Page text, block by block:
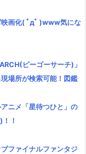
映画化( ﾟдﾟ )www気にな
ピーゴーサーチ)」
場所が検索可能！図鑑
ニメ「星待つひと」の
！
ファイナルファンタジ